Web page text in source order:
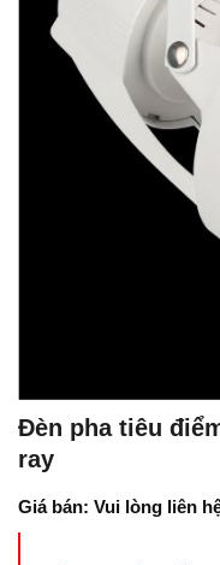
Đèn pha tiêu
ray
Giá bán: Vui lòng liên